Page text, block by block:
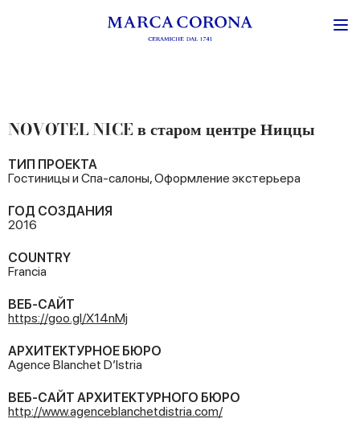
NOVOTEL NICE в старом центре Ниццы
ТИП ПРОЕКТА
Гостиницы и Спа-салоны, Оформление экстерьера
ГОД СОЗДАНИЯ
2016
COUNTRY
Francia
ВЕБ-САЙТ
https://goo.gl/X14nMj
АРХИТЕКТУРНОЕ БЮРО
Agence Blanchet D’Istria
ВЕБ-САЙТ АРХИТЕКТУРНОГО БЮРО
http://www.agenceblanchetdistria.com/